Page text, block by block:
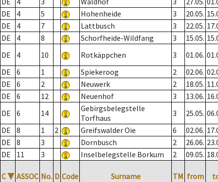
DE
4 5 Hohenheide 3 20.05.
DE
4 7 Lattbusch 3 22.05.
DE
4 8 Schorfheide-Wildfang 3 15.05.
DE
4 10 Rotkäppchen 3 01.06.
DE
6 1 Spiekeroog 2 02.06.
DE
6 2 Neuwerk 2 18.05.
DE
6 12 Neuenhof 3 13.06.
DE
6 14
Gebirgsbelegstelle
Torfhaus
3 25.05.
DE
8 1 2 Greifswalder Oie 6 02.06.
DE
8 3 Dornbusch 2 26.06.
DE
11 3 Inselbelegstelle Borkum 2 09.05.
C ▼ ASSOC No. D Code Surname TM from